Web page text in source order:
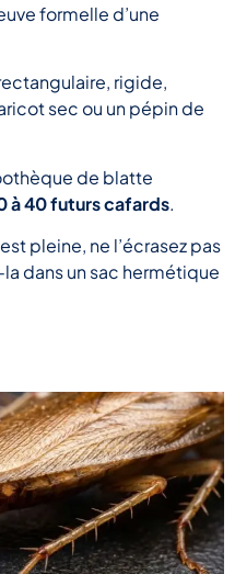
formelle d’une
rigide,
sec ou un pépin de
de blatte
à 40 futurs cafards.
pleine, ne l’écrasez pas
dans un sac hermétique